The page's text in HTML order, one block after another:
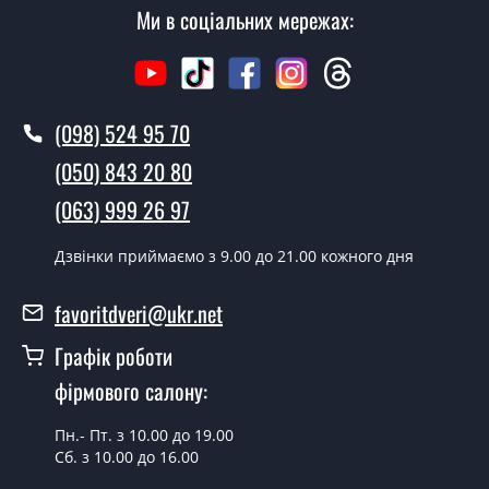
Як швидко можете встановити двері
У той самий день протягом кількох годин, за умови
Чи можна на сьогодні викликати
замірника?
Так можна.
У вас є в наявності готові вуличні
дверей.
Яка вартість найдешевших вуличних
дверей?
Ми в соціальних мережах:
(098) 524 95 70
(050) 843 20 80
(063) 999 26 97
Дзвінки приймаємо з 9.00 до 21.00 кожного дня
favoritdveri@ukr.net
Графік роботи
фірмового салону:
Пн.- Пт. з 10.00 до 19.00
Сб. з 10.00 до 16.00